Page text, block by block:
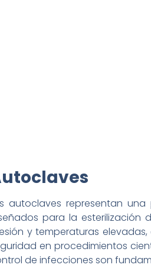
autoclaves representan
para la esterilización
y temperaturas
en procedimientos
de infecciones son